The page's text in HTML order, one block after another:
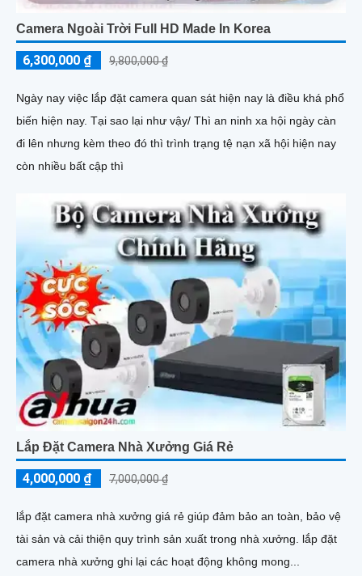
Camera Ngoài Trời Full HD Made In Korea
6,300,000 ₫ 9,800,000 ₫
Ngày nay việc lắp đặt camera quan sát hiện nay là điều khá phổ
biến hiện nay. Tại sao lại như vậy/ Thì an ninh xa hội ngày càn
đi lên nhưng kèm theo đó thì trình trạng tệ nạn xã hội hiện nay
còn nhiều bất cập thì
Lắp Đặt Camera Nhà Xưởng Giá Rẻ
4,000,000 ₫ 7,000,000 ₫
lắp đặt camera nhà xưởng giá rẻ giúp đảm bảo an toàn, bảo vệ
tài sản và cải thiện quy trình sản xuất trong nhà xưởng. lắp đặt
camera nhà xưởng ghi lại các hoạt động không mong...